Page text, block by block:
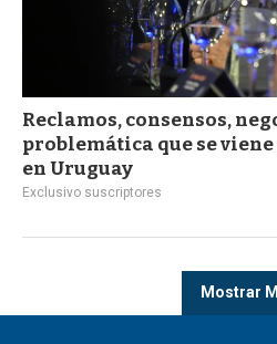
Reclamos, consensos,
problemática que se
en Uruguay
Exclusivo suscriptores
Mostrar